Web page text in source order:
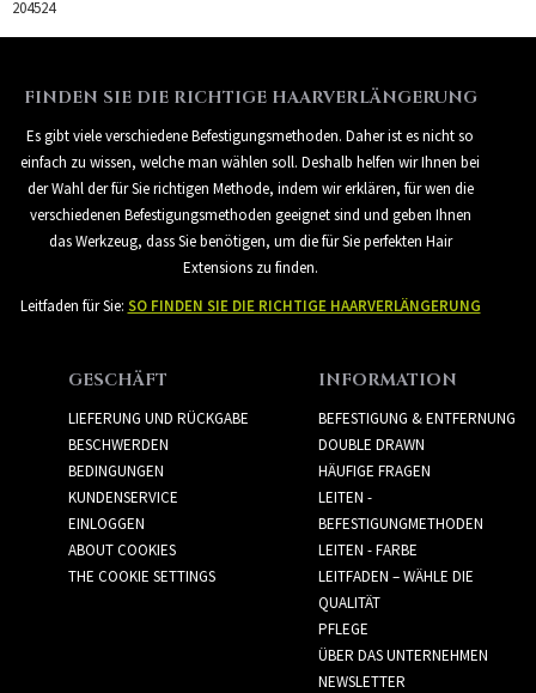
204524
FINDEN SIE DIE RICHTIGE HAARVERLÄNGERUNG
Es gibt viele verschiedene Befestigungsmethoden. Daher ist es nicht so
einfach zu wissen, welche man wählen soll. Deshalb helfen wir Ihnen bei
der Wahl der für Sie richtigen Methode, indem wir erklären, für wen die
verschiedenen Befestigungsmethoden geeignet sind und geben Ihnen
das Werkzeug, dass Sie benötigen, um die für Sie perfekten Hair
Extensions zu finden.
Leitfaden für Sie: SO FINDEN SIE DIE RICHTIGE HAARVERLÄNGERUNG
GESCHÄFT
LIEFERUNG UND RÜCKGABE
BESCHWERDEN
BEDINGUNGEN
KUNDENSERVICE
EINLOGGEN
ABOUT COOKIES
THE COOKIE SETTINGS
INFORMATION
BEFESTIGUNG & ENTFERNUNG
DOUBLE DRAWN
HÄUFIGE FRAGEN
LEITEN -
BEFESTIGUNGMETHODEN
LEITEN - FARBE
LEITFADEN – WÄHLE DIE
QUALITÄT
PFLEGE
ÜBER DAS UNTERNEHMEN
NEWSLETTER